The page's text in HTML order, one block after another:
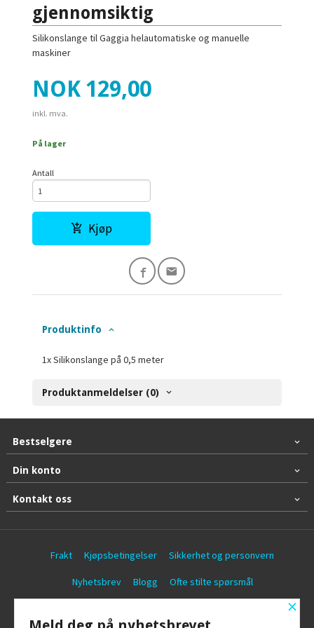
gjennomsiktig
Silikonslange til Gaggia helautomatiske og manuelle
maskiner
Pris
NOK 129,00
inkl. mva.
På lager
Antall
Kjøp
Produktinfo
1x Silikonslange på 0,5 meter
Produktanmeldelser (0)
Bestselgere
Din konto
Kontakt oss
Frakt Kjøpsbetingelser Sikkerhet og personvern
Nyhetsbrev Blogg Ofte stilte spørsmål
×